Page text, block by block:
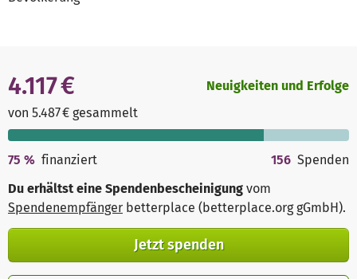
4.117 €
von 5.487 € gesammelt
Neuigkeiten und Erfolge
75 % finanziert 156 Spenden
Du erhältst eine Spendenbescheinigung vom
Spendenempfänger betterplace (betterplace.org gGmbH).
Jetzt spenden